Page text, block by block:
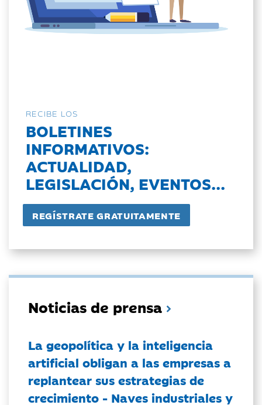
RECIBE LOS
BOLETINES
INFORMATIVOS:
ACTUALIDAD,
LEGISLACIÓN, EVENTOS...
Noticias de prensa
La geopolítica y la inteligencia
artificial obligan a las empresas a
replantear sus estrategias de
crecimiento - Naves industriales y